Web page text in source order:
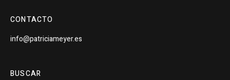
CONTACTO
info@patriciameyer.es
BUSCAR